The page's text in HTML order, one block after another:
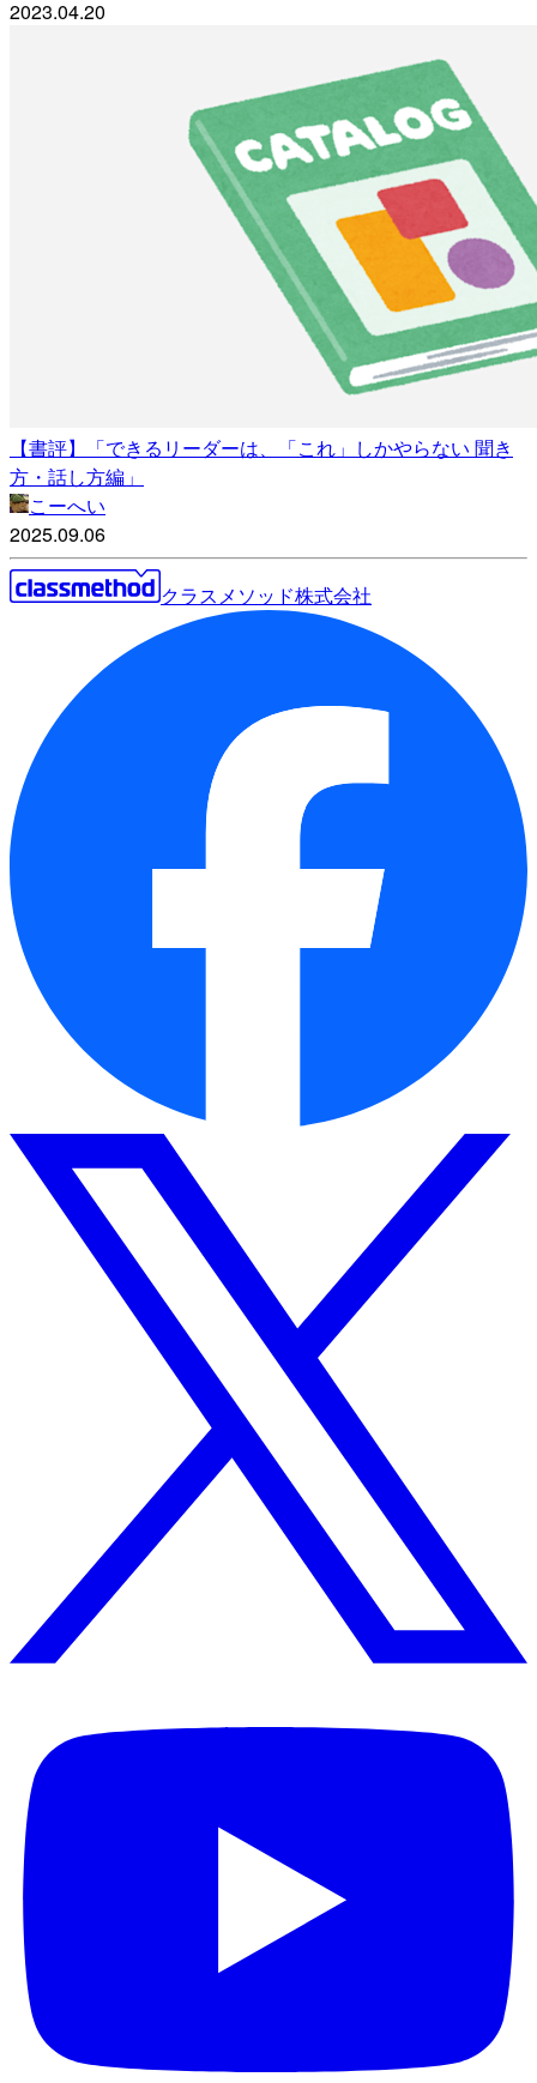
2023.04.20
【書評】「できるリーダーは、「これ」しかやらない 聞き
方・話し方編」
こーへい
2025.09.06
クラスメソッド株式会社